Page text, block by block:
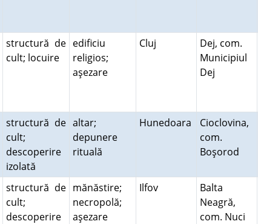
structură de
cult; locuire
edificiu
religios;
aşezare
Cluj
Dej, com.
Municipiul
Dej
structură de
cult;
descoperire
izolată
altar;
depunere
rituală
Hunedoara
Cioclovina,
com.
Boşorod
structură de
cult;
descoperire
mănăstire;
necropolă;
aşezare
Ilfov
Balta
Neagră,
com. Nuci